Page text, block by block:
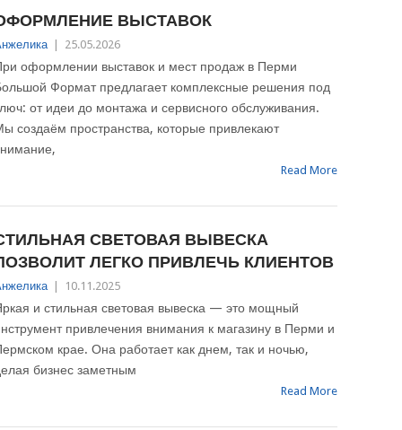
ВЫСТАВОК
25.05.2026
оформлении выставок и мест продаж в Перми
Формат предлагает комплексные решения под
от идеи до монтажа и сервисного обслуживания.
создаём пространства, которые привлекают
Read More
СВЕТОВАЯ ВЫВЕСКА
ЛЕГКО ПРИВЛЕЧЬ КЛИЕНТОВ
10.11.2025
и стильная световая вывеска — это мощный
привлечения внимания к магазину в Перми и
крае. Она работает как днем, так и ночью,
бизнес заметным
Read More